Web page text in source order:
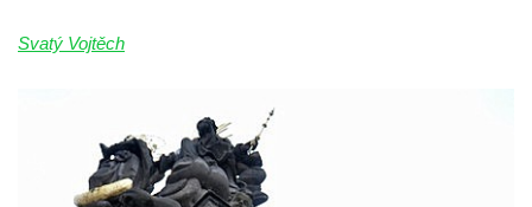
Sloup Nejsvětější Trojice v Klášterci nad
Ohří
Sloup Panny Marie s Ježíškem v Klášterci
Svatý Vojtěch